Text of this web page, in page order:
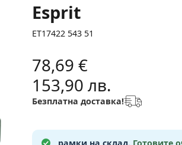
Esprit
ET17422 543 51
78,69 €
153,90 лв.
Безплатна доставка!